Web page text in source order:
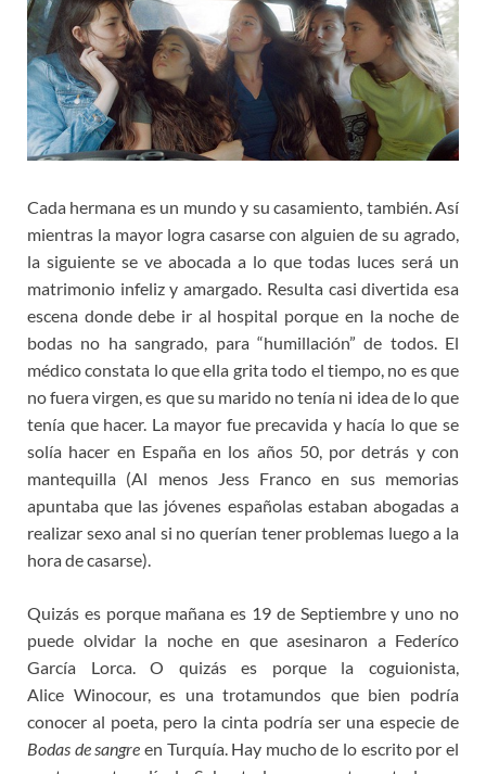
Cada hermana es un mundo y su casamiento, también. Así
mientras la mayor logra casarse con alguien de su agrado,
la siguiente se ve abocada a lo que todas luces será un
matrimonio infeliz y amargado. Resulta casi divertida esa
escena donde debe ir al hospital porque en la noche de
bodas no ha sangrado, para “humillación” de todos. El
médico constata lo que ella grita todo el tiempo, no es que
no fuera virgen, es que su marido no tenía ni idea de lo que
tenía que hacer. La mayor fue precavida y hacía lo que se
solía hacer en España en los años 50, por detrás y con
mantequilla (Al menos Jess Franco en sus memorias
apuntaba que las jóvenes españolas estaban abogadas a
realizar sexo anal si no querían tener problemas luego a la
hora de casarse).
Quizás es porque mañana es 19 de Septiembre y uno no
puede olvidar la noche en que asesinaron a Federíco
García Lorca. O quizás es porque la coguionista,
Alice Winocour, es una trotamundos que bien podría
conocer al poeta, pero la cinta podría ser una especie de
Bodas de sangre en Turquía. Hay mucho de lo escrito por el